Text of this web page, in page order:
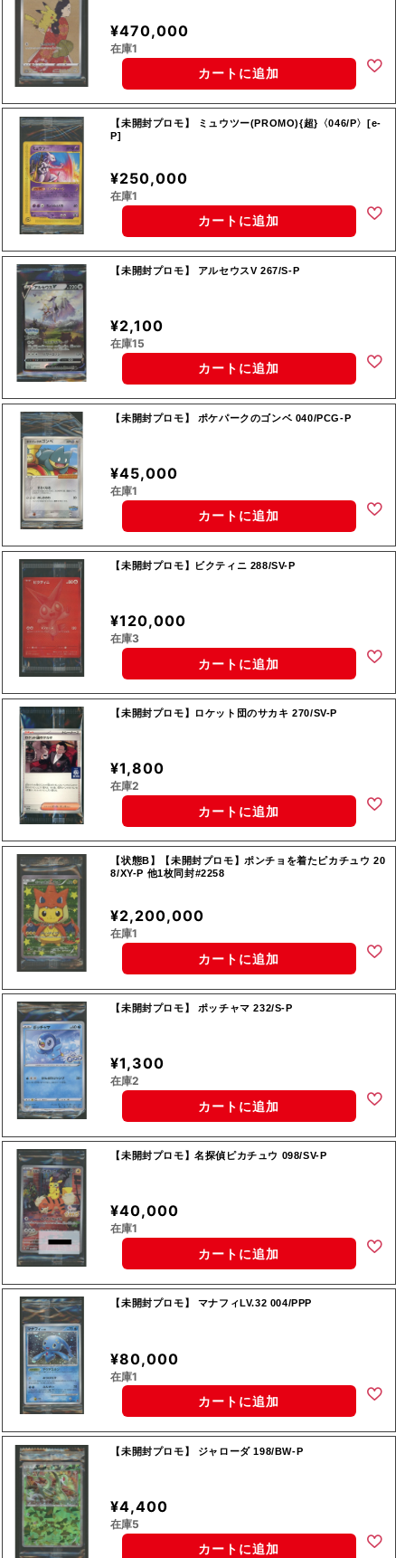
¥470,000
在庫1
カートに追加
【未開封プロモ】 ミュウツー(PROMO){超}〈046/P〉[e-
P]
¥250,000
在庫1
カートに追加
【未開封プロモ】 アルセウスV 267/S-P
¥2,100
在庫15
カートに追加
【未開封プロモ】 ポケパークのゴンベ 040/PCG-P
¥45,000
在庫1
カートに追加
【未開封プロモ】ビクティニ 288/SV-P
¥120,000
在庫3
カートに追加
【未開封プロモ】ロケット団のサカキ 270/SV-P
¥1,800
在庫2
カートに追加
【状態B】【未開封プロモ】ポンチョを着たピカチュウ 20
8/XY-P 他1枚同封#2258
¥2,200,000
在庫1
カートに追加
【未開封プロモ】 ポッチャマ 232/S-P
¥1,300
在庫2
カートに追加
【未開封プロモ】名探偵ピカチュウ 098/SV-P
¥40,000
在庫1
カートに追加
【未開封プロモ】 マナフィLV.32 004/PPP
¥80,000
在庫1
カートに追加
【未開封プロモ】 ジャローダ 198/BW-P
¥4,400
在庫5
カートに追加